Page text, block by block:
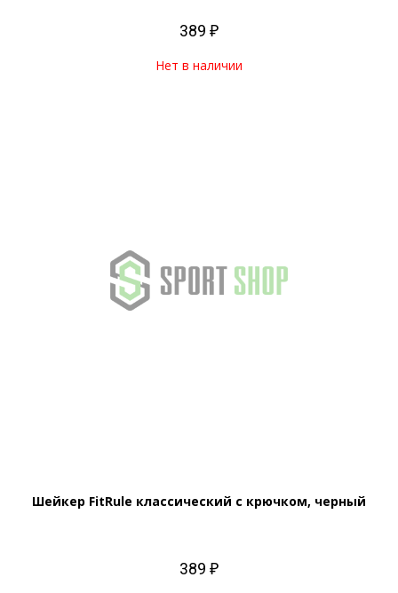
389 ₽
Нет в наличии
Шейкер FitRule классический с крючком, черный
389 ₽